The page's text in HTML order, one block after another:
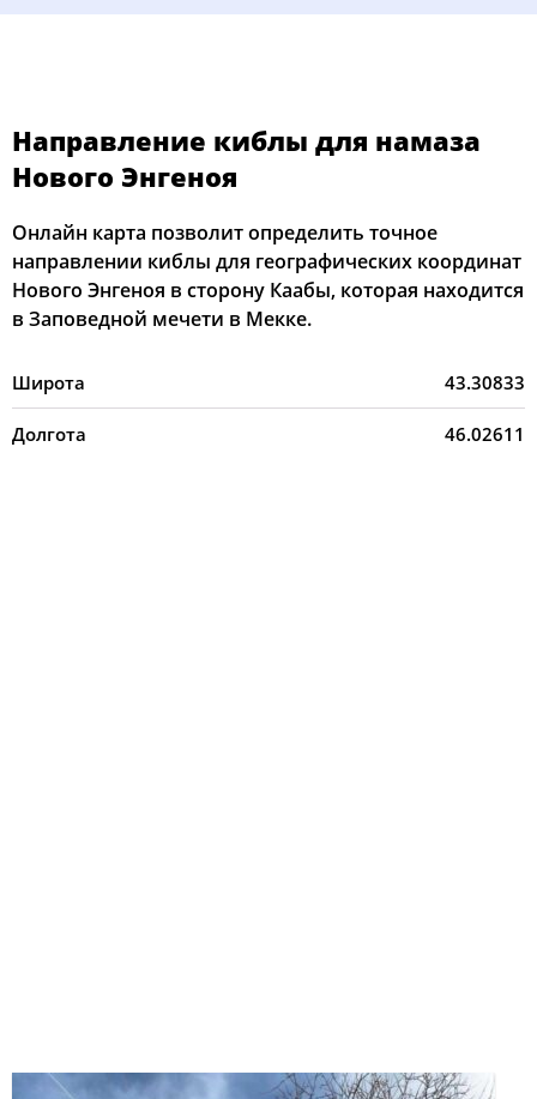
Направление киблы для намаза
Нового Энгеноя
Онлайн карта позволит определить точное
направлении киблы для географических координат
Нового Энгеноя в сторону Каабы, которая находится
в Заповедной мечети в Мекке.
Широта 43.30833
Долгота 46.02611